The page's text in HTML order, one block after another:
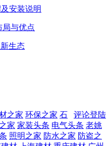
安装说明
局与优点
生态
评论登陆
之家 环保之家 石
家 家装头条 电气头条 老姚
照明之家 防水之家 防盗之